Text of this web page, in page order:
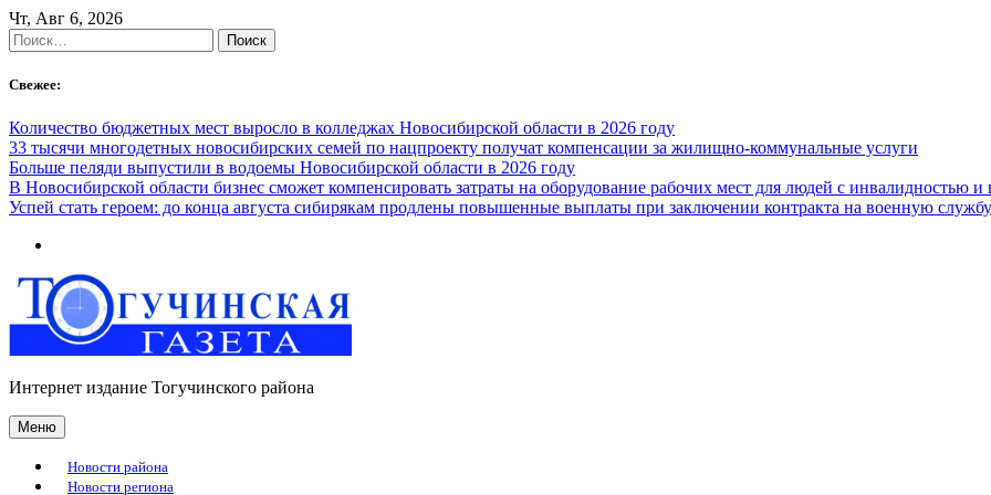
Skip
to
content
Чт, Авг 6, 2026
Найти:
Свежее:
Количество бюджетных мест выросло в колледжах Новосибирской области в 2026 году
33 тысячи многодетных новосибирских семей по нацпроекту получат компенсации за жилищно-коммунальные услуги
Больше пеляди выпустили в водоемы Новосибирской области в 2026 году
В Новосибирской области бизнес сможет компенсировать затраты на оборудование рабочих мест для людей с инвалидностью
Успей стать героем: до конца августа сибирякам продлены повышенные выплаты при заключении контракта на военную службу
Интернет издание Тогучинского района
Меню
Новости района
Новости региона